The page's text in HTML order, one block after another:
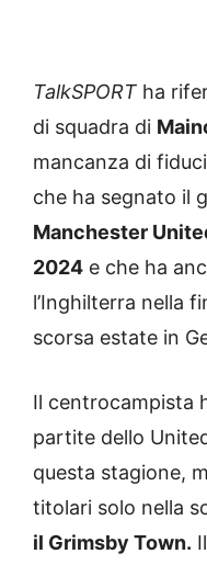
TalkSPORT ha
di squadra di
mancanza di
che ha segnato il
Manchester
2024 e che ha
l’Inghilterra nella
scorsa estate in
Il centrocampista
partite dello
questa stagione,
titolari solo nella
il Grimsby Town.